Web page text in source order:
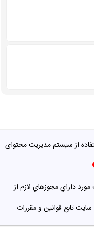
از سیستم مدیریت محتوای
داراي مجوزهاي لازم از
تابع قوانين و مقررات